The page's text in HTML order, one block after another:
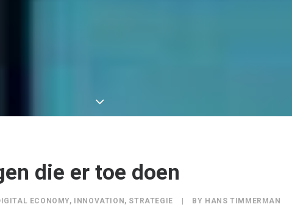
die er toe doen
ECONOMY, INNOVATION , STRATEGIE BY HANS TIMMERMAN